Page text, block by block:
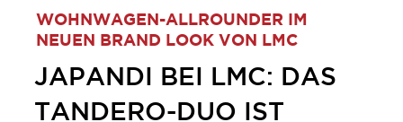
WOHNWAGEN-ALLROUNDER IM
NEUEN BRAND LOOK VON LMC
JAPANDI BEI LMC: DAS
TANDERO-DUO IST